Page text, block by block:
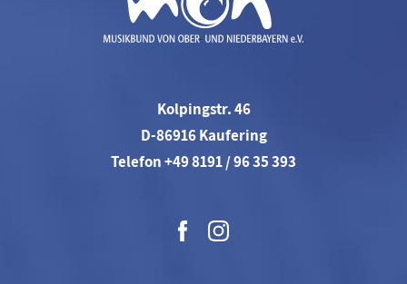
Kolpingstr. 46
D-86916 Kaufering
Telefon +49 8191 / 96 35 393